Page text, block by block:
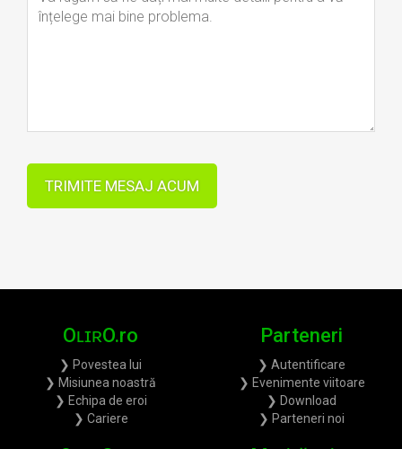
TRIMITE MESAJ ACUM
OʟɪʀO.ro
❯ Povestea lui
❯ Misiunea noastră
❯ Echipa de eroi
❯ Cariere
Parteneri
❯ Autentificare
❯ Evenimente viitoare
❯ Download
❯ Parteneri noi